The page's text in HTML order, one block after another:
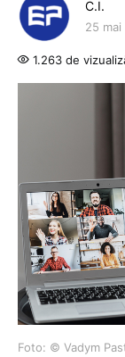
C.I.
25 mai
1.263 de
Foto: © Vadym